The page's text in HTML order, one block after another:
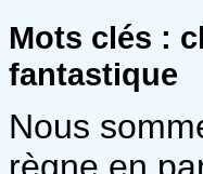
Mots clés :
fantastique
Nous